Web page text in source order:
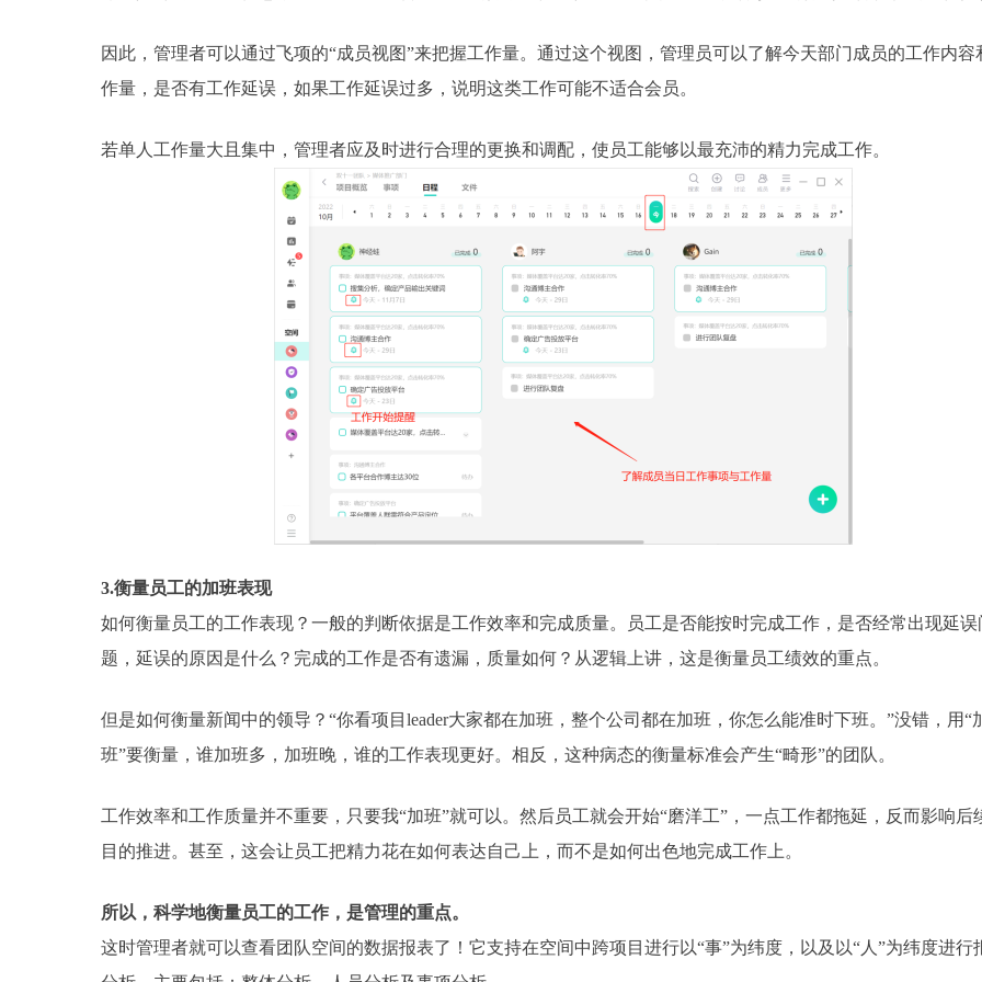
因此，管理者可以通过飞项的“成员视图”来把握工作量。通过这个视图，管理员可以了解今天部门成员的工作内容
作量，是否有工作延误，如果工作延误过多，说明这类工作可能不适合会员。
若单人工作量大且集中，管理者应及时进行合理的更换和调配，使员工能够以最充沛的精力完成工作。
3.衡量员工的加班表现
如何衡量员工的工作表现？一般的判断依据是工作效率和完成质量。员工是否能按时完成工作，是否经常出现延误
题，延误的原因是什么？完成的工作是否有遗漏，质量如何？从逻辑上讲，这是衡量员工绩效的重点。
但是如何衡量新闻中的领导？“你看项目leader大家都在加班，整个公司都在加班，你怎么能准时下班。”没错，用“
班”要衡量，谁加班多，加班晚，谁的工作表现更好。相反，这种病态的衡量标准会产生“畸形”的团队。
工作效率和工作质量并不重要，只要我“加班”就可以。然后员工就会开始“磨洋工”，一点工作都拖延，反而影响后
目的推进。甚至，这会让员工把精力花在如何表达自己上，而不是如何出色地完成工作上。
所以，科学地衡量员工的工作，是管理的重点。
这时管理者就可以查看团队空间的数据报表了！它支持在空间中跨项目进行以“事”为纬度，以及以“人”为纬度进行